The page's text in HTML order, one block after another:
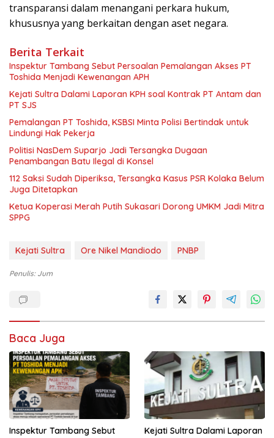
transparansi dalam menangani perkara hukum,
khususnya yang berkaitan dengan aset negara.
Berita Terkait
Inspektur Tambang Sebut Persoalan Pemalangan Akses PT
Toshida Menjadi Kewenangan APH
Kejati Sultra Dalami Laporan KPH soal Kontrak PT Antam dan
PT SJS
Pemalangan PT Toshida, KSBSI Minta Polisi Bertindak untuk
Lindungi Hak Pekerja
Politisi NasDem Suparjo Jadi Tersangka Dugaan
Penambangan Batu Ilegal di Konsel
112 Saksi Sudah Diperiksa, Tersangka Kasus PSR Kolaka Belum
Juga Ditetapkan
Ketua Koperasi Merah Putih Sukasari Dorong UMKM Jadi Mitra
SPPG
Kejati Sultra Ore Nikel Mandiodo PNBP
Penulis: Jum
Baca Juga
Inspektur Tambang Sebut
Kejati Sultra Dalami Laporan